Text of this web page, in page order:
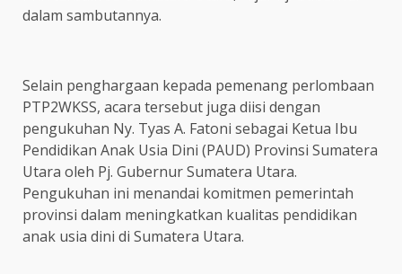
dalam sambutannya.
Selain penghargaan kepada pemenang perlombaan
PTP2WKSS, acara tersebut juga diisi dengan
pengukuhan Ny. Tyas A. Fatoni sebagai Ketua Ibu
Pendidikan Anak Usia Dini (PAUD) Provinsi Sumatera
Utara oleh Pj. Gubernur Sumatera Utara.
Pengukuhan ini menandai komitmen pemerintah
provinsi dalam meningkatkan kualitas pendidikan
anak usia dini di Sumatera Utara.